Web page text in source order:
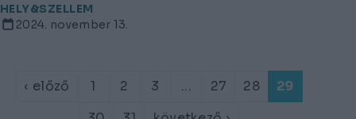
HELY&SZELLEM
2024. november 13.
‹ előző 1 2 3 ... 27 28
29